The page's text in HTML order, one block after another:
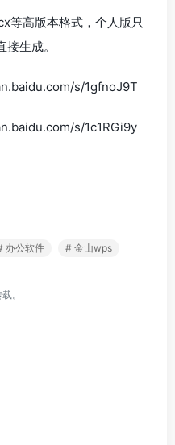
等高版本格式，个人版只
生成。
s/1gfnoJ9T
s/1c1RGi9y
办公软件 # 金山wps
。